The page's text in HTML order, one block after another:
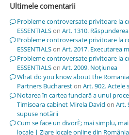
Ultimele comentarii
Probleme controversate privitoare la
ESSENTIALSon Art. 1310.
Probleme controversate privitoare la
ESSENTIALSon Art. 2017. Executarea
Probleme controversate privitoare la
ESSENTIALSon Art. 2009. Noţiunea
What do you know about the
Partners Buchareston Art. 902. Actele
Notarea în cartea funciară a unui
Timisoara cabinet Mirela David on Art.
supuse notării
Cum se face un divorÈ; mai simplu,
locale | Ziare locale online din România